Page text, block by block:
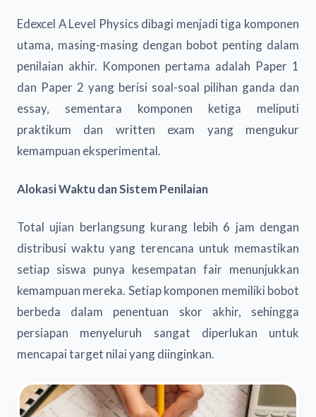
Edexcel A Level Physics dibagi menjadi tiga komponen
utama, masing-masing dengan bobot penting dalam
penilaian akhir. Komponen pertama adalah Paper 1
dan Paper 2 yang berisi soal-soal pilihan ganda dan
essay, sementara komponen ketiga meliputi
praktikum dan written exam yang mengukur
kemampuan eksperimental.
Alokasi Waktu dan Sistem Penilaian
Total ujian berlangsung kurang lebih 6 jam dengan
distribusi waktu yang terencana untuk memastikan
setiap siswa punya kesempatan fair menunjukkan
kemampuan mereka. Setiap komponen memiliki bobot
berbeda dalam penentuan skor akhir, sehingga
persiapan menyeluruh sangat diperlukan untuk
mencapai target nilai yang diinginkan.